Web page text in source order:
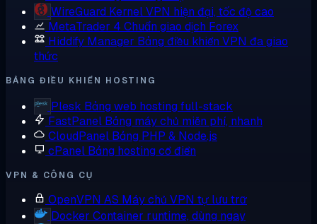
WireGuard Kernel VPN hiện đại, tốc độ cao
MetaTrader 4 Chuẩn giao dịch Forex
Hiddify Manager Bảng điều khiển VPN đa giao
thức
BẢNG ĐIỀU KHIỂN HOSTING
Plesk Bảng web hosting full-stack
FastPanel Bảng máy chủ miễn phí, nhanh
CloudPanel Bảng PHP & Node.js
cPanel Bảng hosting cổ điển
VPN & CÔNG CỤ
OpenVPN AS Máy chủ VPN tự lưu trữ
Docker Container runtime, dùng ngay